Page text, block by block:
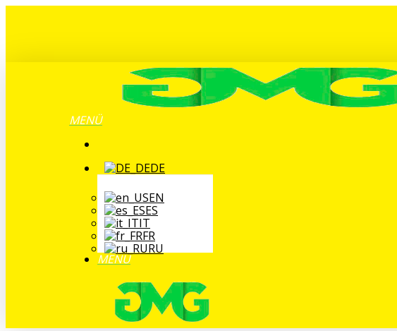
MENÜ
DE
EN
ES
IT
FR
RU
MENÜ